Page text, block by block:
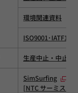
環境関連資料
ISO9001･
生産中止・中止予
SimSurfing
[NTC サーミスタ